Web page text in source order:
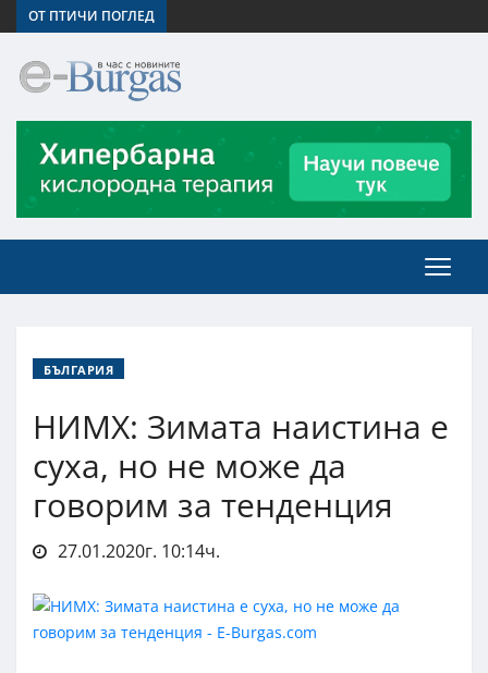
ОТ ПТИЧИ ПОГЛЕД
БЪЛГАРИЯ
НИМХ: Зимата наистина е
суха, но не може да
говорим за тенденция
27.01.2020г. 10:14ч.